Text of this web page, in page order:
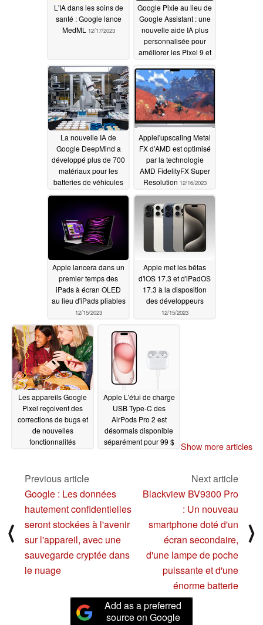
L'IA dans les soins de
santé : Google lance
MedML 12/17/2023
Google Pixie au lieu de
Google Assistant : une
nouvelle aide IA plus
personnalisée pour
améliorer les Pixel 9 et
La nouvelle IA de
Google DeepMind a
développé plus de 700
matériaux pour les
batteries de véhicules
électriques, les cellules
solaires, etc
Applel'upscaling Metal
FX d'AMD est optimisé
par la technologie
AMD FidelityFX Super
Resolution 12/16/2023
Apple lancera dans un
premier temps des
iPads à écran OLED
au lieu d'iPads pliables
12/15/2023
Apple met les bêtas
d'iOS 17.3 et d'iPadOS
17.3 à la disposition
des développeurs
12/15/2023
Les appareils Google
Pixel reçoivent des
corrections de bugs et
de nouvelles
fonctionnalités
12/14/2023
Apple L'étui de charge
USB Type-C des
AirPods Pro 2 est
désormais disponible
séparément pour 99 $
Show more articles
⟨
Previous article
Google : Les données
hautement confidentielles
seront stockées à l'avenir
sur l'appareil, avec une
sauvegarde cryptée dans
le nuage
Next article
Blackview BV9300 Pro
: Un nouveau
smartphone doté d'un
écran secondaire,
d'une lampe de poche
puissante et d'une
énorme batterie
⟩
Add as a preferred
source on Google